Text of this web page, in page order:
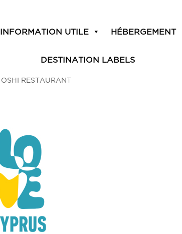
INFORMATION UTILE HÉBERGEMENT
DESTINATION LABELS
OSHI RESTAURANT